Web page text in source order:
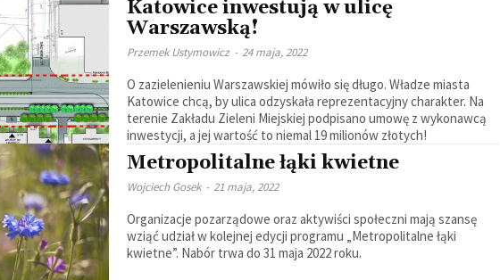
Katowice inwestują w ulicę
Warszawską!
Przemek Ustymowicz - 24 maja, 2022
O zazielenieniu Warszawskiej mówiło się długo. Władze miasta
Katowice chcą, by ulica odzyskała reprezentacyjny charakter. Na
terenie Zakładu Zieleni Miejskiej podpisano umowę z wykonawcą
inwestycji, a jej wartość to niemal 19 milionów złotych!
Metropolitalne łąki kwietne
Wojciech Gosek - 21 maja, 2022
Organizacje pozarządowe oraz aktywiści społeczni mają szansę
wziąć udział w kolejnej edycji programu „Metropolitalne łąki
kwietne”. Nabór trwa do 31 maja 2022 roku.